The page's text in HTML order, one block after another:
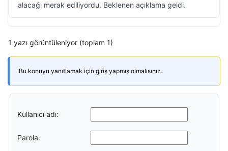
alacağı merak ediliyordu. Beklenen açıklama geldi.
1 yazı görüntüleniyor (toplam 1)
Bu konuyu yanıtlamak için giriş yapmış olmalısınız.
Kullanıcı adı:
Parola: